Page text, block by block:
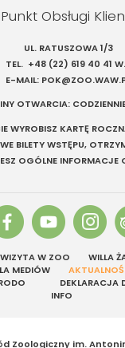
Punkt Obsługi
UL. RATUSZOWA 1/3
TEL. +48 (22) 619 40 41
E-MAIL:
OTWARCIA:
WYROBISZ KARTĘ
BILETY WSTĘPU,
OGÓLNE INFORMACJE
WIZYTA W ZOO
WILLA
MEDIÓW
DEKLARACJA
INFO
Zoologiczny im.